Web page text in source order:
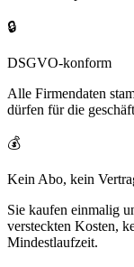
🔒
DSGVO-konform
Alle Firmendaten
dürfen für die
💰
Kein Abo, kein
Sie kaufen einmalig
versteckten Kosten,
Mindestlaufzeit.